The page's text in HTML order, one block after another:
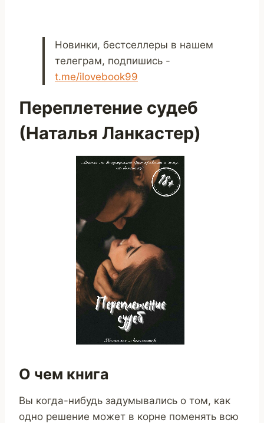
Новинки, бестселлеры в нашем
телеграм, подпишись -
t.me/ilovebook99
Переплетение судеб
(Наталья Ланкастер)
О чем книга
Вы когда-нибудь задумывались о том, как
одно решение может в корне поменять всю